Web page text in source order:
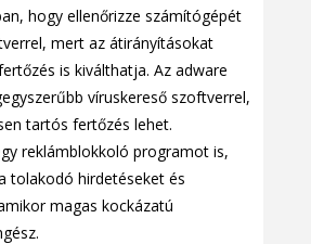
hogy ellenőrizze számítógépét
mert az átirányításokat
is kiválthatja. Az adware
víruskereső szoftverrel,
tartós fertőzés lehet.
reklámblokkoló programot is,
tolakodó hirdetéseket és
magas kockázatú